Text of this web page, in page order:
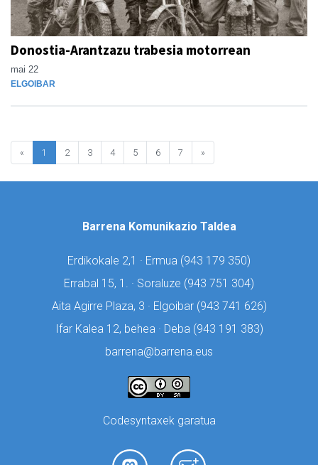
Donostia-Arantzazu trabesia motorrean
mai 22
ELGOIBAR
« 1 2 3 4 5 6 7 »
Barrena Komunikazio Taldea
Erdikokale 2,1 · Ermua (943 179 350)
Errabal 15, 1. · Soraluze (943 751 304)
Aita Agirre Plaza, 3 · Elgoibar (943 741 626)
Ifar Kalea 12, behea · Deba (943 191 383)
barrena@barrena.eus
Codesyntaxek garatua